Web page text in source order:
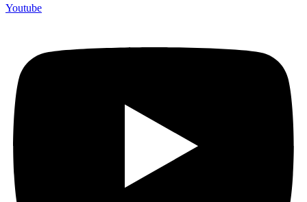
Youtube